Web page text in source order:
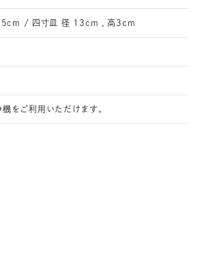
/ 四寸皿 径 13cm , 高3cm
をご利用いただけます。